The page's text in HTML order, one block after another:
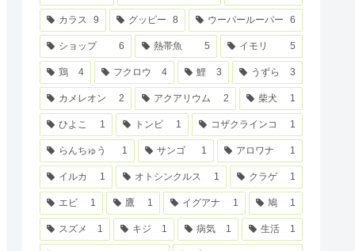
カラス 9 グッピー 8 ウーパールーパー 6
ショップ 6 熱帯魚 5 イモリ 5
鶏 4 フクロウ 4 鯉 3 うずら 3
カメレオン 2 アクアリウム 2 柴犬 1
ひよこ 1 トンビ 1 コザクラインコ 1
らんちゅう 1 サンゴ 1 アロワナ 1
イルカ 1 オトシンクルス 1 クラゲ 1
エビ 1 鷹 1 イグアナ 1 鳩 1
スズメ 1 キジ 1 病気 1 生活 1